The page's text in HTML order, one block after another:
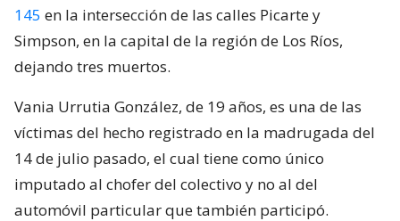
145 en la intersección de las calles Picarte y
Simpson, en la capital de la región de Los Ríos,
dejando tres muertos.
Vania Urrutia González, de 19 años, es una de las
víctimas del hecho registrado en la madrugada del
14 de julio pasado, el cual tiene como único
imputado al chofer del colectivo y no al del
automóvil particular que también participó.